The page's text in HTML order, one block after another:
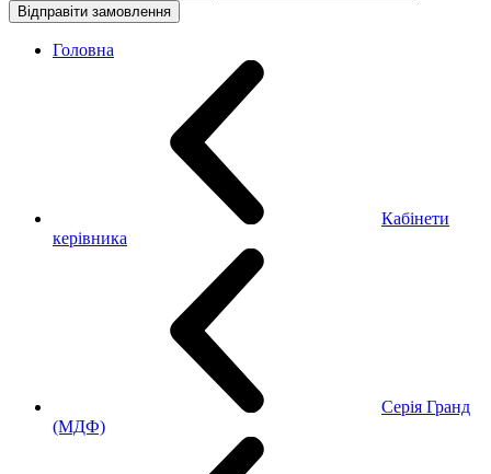
Відправіти замовлення
Головна
Кабінети
керівника
Серія Гранд
(МДФ)